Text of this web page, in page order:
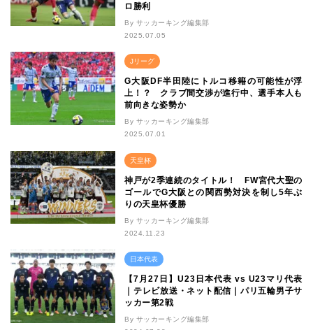
ロ勝利
By サッカーキング編集部
2025.07.05
Jリーグ
G大阪DF半田陸にトルコ移籍の可能性が浮
上！？ クラブ間交渉が進行中、選手本人も
前向きな姿勢か
By サッカーキング編集部
2025.07.01
天皇杯
神戸が2季連続のタイトル！ FW宮代大聖の
ゴールでG大阪との関西勢対決を制し5年ぶ
りの天皇杯優勝
By サッカーキング編集部
2024.11.23
日本代表
【7月27日】U23日本代表 vs U23マリ代表
｜テレビ放送・ネット配信｜パリ五輪男子サ
ッカー第2戦
By サッカーキング編集部